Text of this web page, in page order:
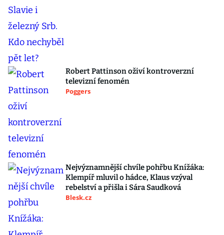
Robert Pattinson oživí kontroverzní
televizní fenomén
Poggers
Nejvýznamnější chvíle pohřbu Knížáka:
Klempíř mluvil o hádce, Klaus vzýval
rebelství a přišla i Sára Saudková
Blesk.cz